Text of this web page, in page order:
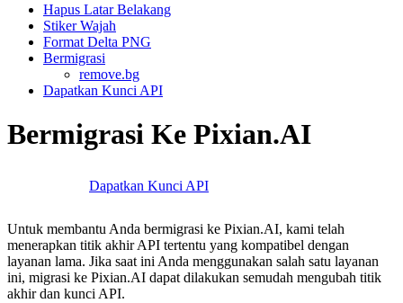
Hapus Latar Belakang
Stiker Wajah
Format Delta PNG
Bermigrasi
remove.bg
Dapatkan Kunci API
Bermigrasi Ke Pixian.AI
Dapatkan Kunci API
Untuk membantu Anda bermigrasi ke Pixian.AI, kami telah
menerapkan titik akhir API tertentu yang kompatibel dengan
layanan lama. Jika saat ini Anda menggunakan salah satu layanan
ini, migrasi ke Pixian.AI dapat dilakukan semudah mengubah titik
akhir dan kunci API.